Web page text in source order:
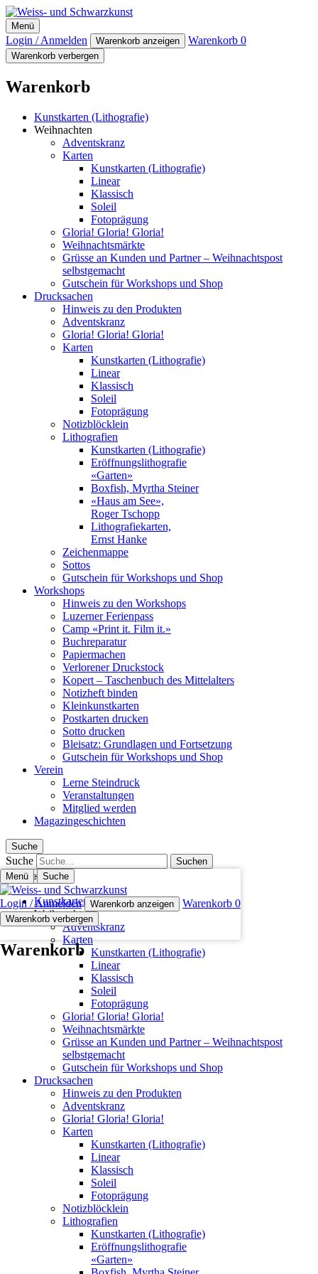
Weiss- und Schwarzkunst
Menü
Login / Anmelden Warenkorb anzeigen Warenkorb 0
Warenkorb verbergen
Warenkorb
Kunstkarten (Lithografie)
Weihnachten
Adventskranz
Karten
Kunstkarten (Lithografie)
Linear
Klassisch
Soleil
Fotoprägung
Gloria! Gloria! Gloria!
Weihnachtsmärkte
Grüsse an Kunden und Partner – Weihnachtspost
selbstgemacht
Gutschein für Workshops und Shop
Drucksachen
Hinweis zu den Produkten
Adventskranz
Gloria! Gloria! Gloria!
Karten
Kunstkarten (Lithografie)
Linear
Klassisch
Soleil
Fotoprägung
Notizblöcklein
Lithografien
Kunstkarten (Lithografie)
Eröffnungslithografie
«Garten»
Boxfish, Myrtha Steiner
«Haus am See»,
Roger Tschopp
Lithografiekarten,
Ernst Hanke
Zeichenmappe
Sottos
Gutschein für Workshops und Shop
Workshops
Hinweis zu den Workshops
Luzerner Ferienpass
Camp «Print it. Film it.»
Buchreparatur
Papiermachen
Verlorener Druckstock
Kopert – Taschenbuch des Mittelalters
Notizheft binden
Kleinkunstkarten
Postkarten drucken
Sotto drucken
Bleisatz: Grundlagen und Fortsetzung
Gutschein für Workshops und Shop
Verein
Lerne Steindruck
Veranstaltungen
Mitglied werden
Magazingeschichten
Suche
Suche
Menü Suche
Login / Anmelden Warenkorb anzeigen Warenkorb 0
Warenkorb verbergen
Warenkorb
Schliessen
Kunstkarten (Lithografie)
Weihnachten
Adventskranz
Karten
Kunstkarten (Lithografie)
Linear
Klassisch
Soleil
Fotoprägung
Gloria! Gloria! Gloria!
Weihnachtsmärkte
Grüsse an Kunden und Partner – Weihnachtspost
selbstgemacht
Gutschein für Workshops und Shop
Drucksachen
Hinweis zu den Produkten
Adventskranz
Gloria! Gloria! Gloria!
Karten
Kunstkarten (Lithografie)
Linear
Klassisch
Soleil
Fotoprägung
Notizblöcklein
Lithografien
Kunstkarten (Lithografie)
Eröffnungslithografie
«Garten»